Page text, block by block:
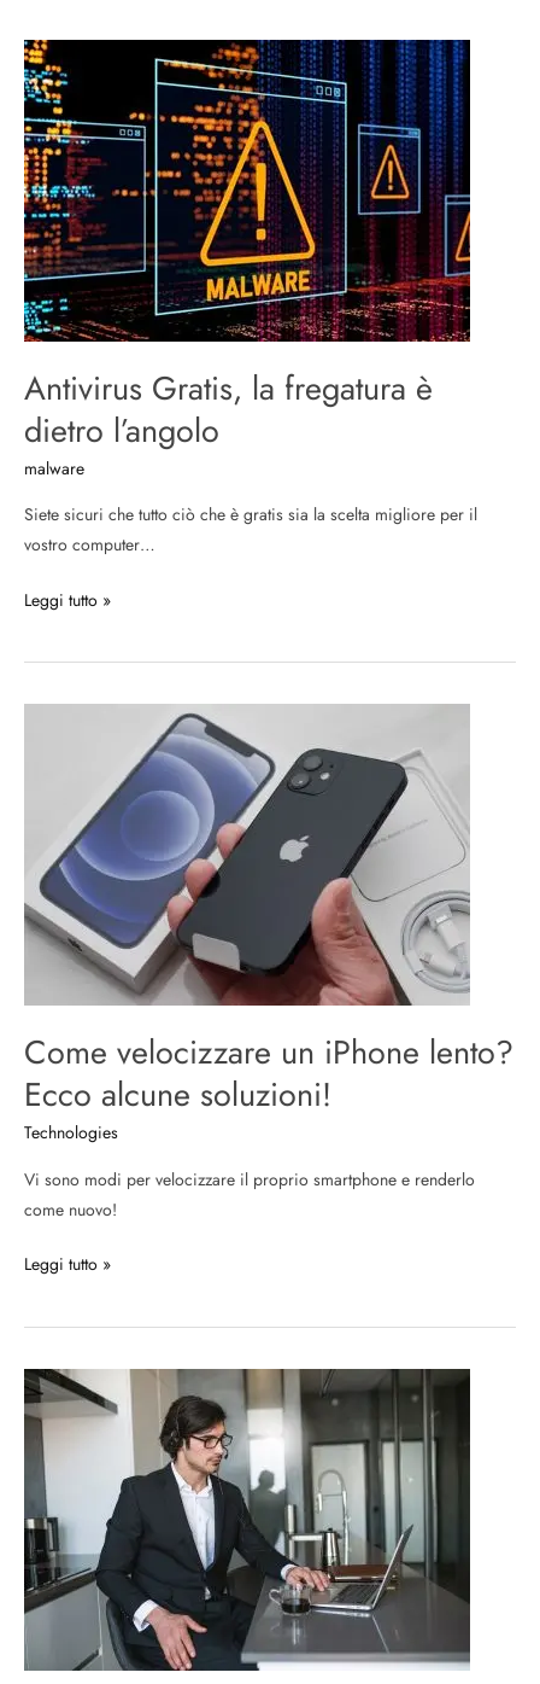
Antivirus Gratis, la fregatura è
dietro l’angolo
malware
Siete sicuri che tutto ciò che è gratis sia la scelta migliore per il
vostro computer…
Antivirus
Gratis,
la
fregatura
è
dietro
l’angolo
Leggi tutto »
Come velocizzare un iPhone lento?
Ecco alcune soluzioni!
Technologies
Vi sono modi per velocizzare il proprio smartphone e renderlo
come nuovo!
Ecco
alcune
soluzioni!
Leggi tutto »
Come
organizzare
meglio
una
postazione
da
Smart
Working!